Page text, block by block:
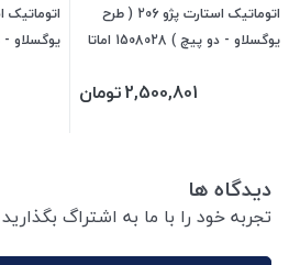
اتوماتیک استارت پژو 206 ( طرح
یوگسلاو - دو پیچ ) 1508028 اماتا
2,500,801تومان
دیدگاه ها
تجربه خود را با ما به اشتراگ بگذارید